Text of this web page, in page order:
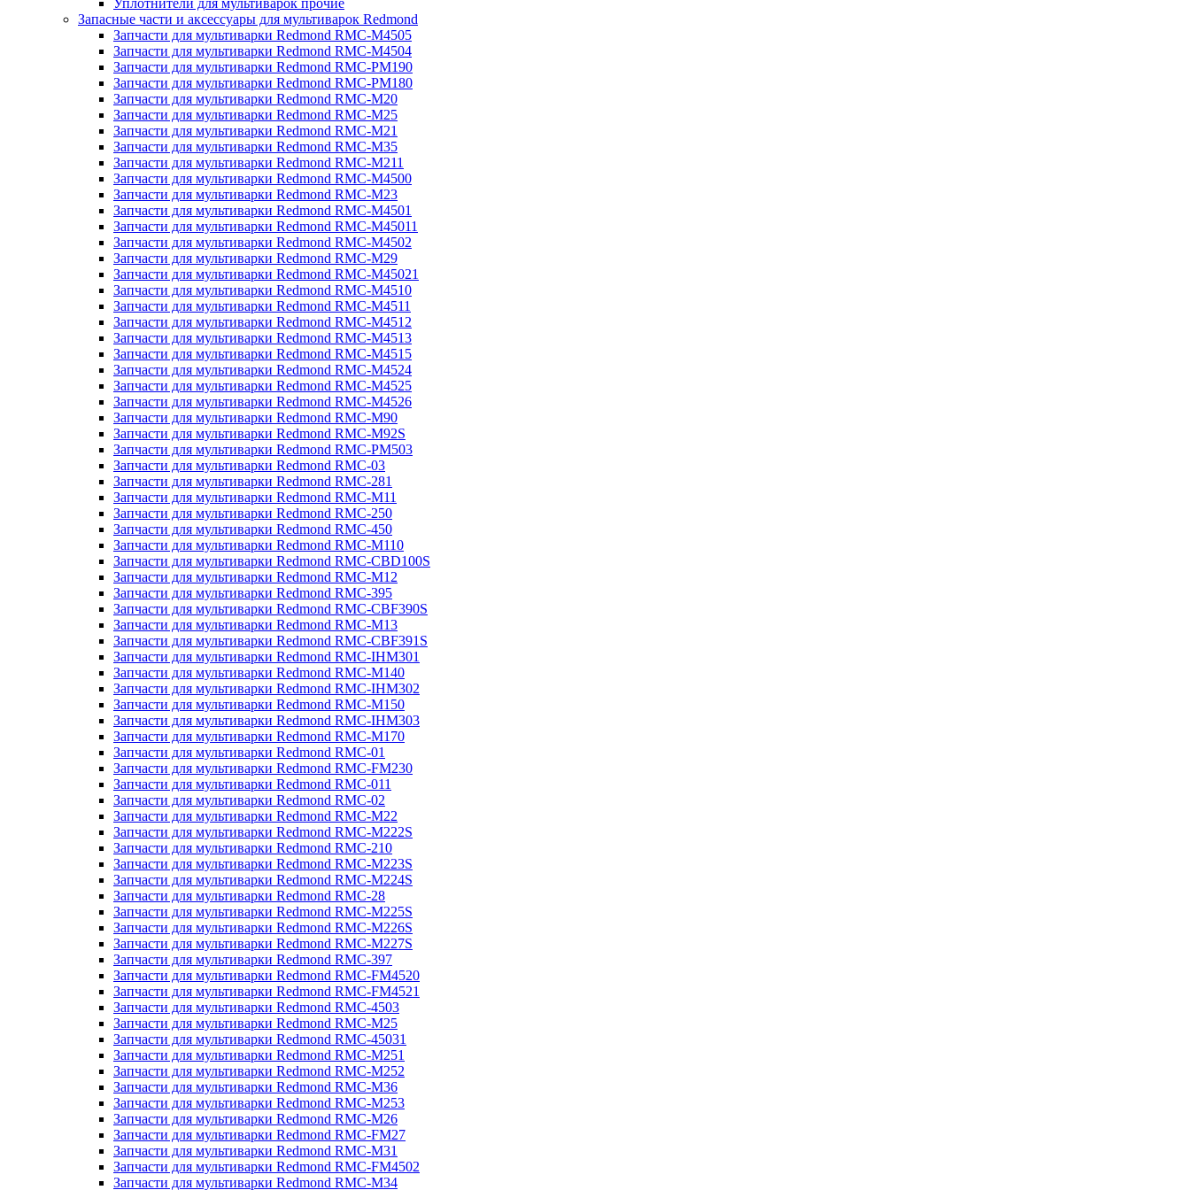
Уплотнители для мультиварок прочие
Запасные части и аксессуары для мультиварок Redmond
Запчасти для мультиварки Redmond RMC-M4505
Запчасти для мультиварки Redmond RMC-M4504
Запчасти для мультиварки Redmond RMC-PM190
Запчасти для мультиварки Redmond RMC-PM180
Запчасти для мультиварки Redmond RMC-M20
Запчасти для мультиварки Redmond RMC-M25
Запчасти для мультиварки Redmond RMC-M21
Запчасти для мультиварки Redmond RMC-M35
Запчасти для мультиварки Redmond RMC-M211
Запчасти для мультиварки Redmond RMC-M4500
Запчасти для мультиварки Redmond RMC-M23
Запчасти для мультиварки Redmond RMC-M4501
Запчасти для мультиварки Redmond RMC-M45011
Запчасти для мультиварки Redmond RMC-M4502
Запчасти для мультиварки Redmond RMC-M29
Запчасти для мультиварки Redmond RMC-M45021
Запчасти для мультиварки Redmond RMC-M4510
Запчасти для мультиварки Redmond RMC-M4511
Запчасти для мультиварки Redmond RMC-M4512
Запчасти для мультиварки Redmond RMC-M4513
Запчасти для мультиварки Redmond RMC-M4515
Запчасти для мультиварки Redmond RMC-M4524
Запчасти для мультиварки Redmond RMC-M4525
Запчасти для мультиварки Redmond RMC-M4526
Запчасти для мультиварки Redmond RMC-M90
Запчасти для мультиварки Redmond RMC-M92S
Запчасти для мультиварки Redmond RMC-PM503
Запчасти для мультиварки Redmond RMC-03
Запчасти для мультиварки Redmond RMC-281
Запчасти для мультиварки Redmond RMC-M11
Запчасти для мультиварки Redmond RMC-250
Запчасти для мультиварки Redmond RMC-450
Запчасти для мультиварки Redmond RMC-M110
Запчасти для мультиварки Redmond RMC-CBD100S
Запчасти для мультиварки Redmond RMC-M12
Запчасти для мультиварки Redmond RMC-395
Запчасти для мультиварки Redmond RMC-CBF390S
Запчасти для мультиварки Redmond RMC-M13
Запчасти для мультиварки Redmond RMC-CBF391S
Запчасти для мультиварки Redmond RMC-IHM301
Запчасти для мультиварки Redmond RMC-M140
Запчасти для мультиварки Redmond RMC-IHM302
Запчасти для мультиварки Redmond RMC-M150
Запчасти для мультиварки Redmond RMC-IHM303
Запчасти для мультиварки Redmond RMC-M170
Запчасти для мультиварки Redmond RMC-01
Запчасти для мультиварки Redmond RMC-FM230
Запчасти для мультиварки Redmond RMC-011
Запчасти для мультиварки Redmond RMC-02
Запчасти для мультиварки Redmond RMC-M22
Запчасти для мультиварки Redmond RMC-M222S
Запчасти для мультиварки Redmond RMC-210
Запчасти для мультиварки Redmond RMC-M223S
Запчасти для мультиварки Redmond RMC-M224S
Запчасти для мультиварки Redmond RMC-28
Запчасти для мультиварки Redmond RMC-M225S
Запчасти для мультиварки Redmond RMC-M226S
Запчасти для мультиварки Redmond RMC-M227S
Запчасти для мультиварки Redmond RMC-397
Запчасти для мультиварки Redmond RMC-FM4520
Запчасти для мультиварки Redmond RMC-FM4521
Запчасти для мультиварки Redmond RMC-4503
Запчасти для мультиварки Redmond RMC-M25
Запчасти для мультиварки Redmond RMC-45031
Запчасти для мультиварки Redmond RMC-M251
Запчасти для мультиварки Redmond RMC-M252
Запчасти для мультиварки Redmond RMC-M36
Запчасти для мультиварки Redmond RMC-M253
Запчасти для мультиварки Redmond RMC-M26
Запчасти для мультиварки Redmond RMC-FM27
Запчасти для мультиварки Redmond RMC-M31
Запчасти для мультиварки Redmond RMC-FM4502
Запчасти для мультиварки Redmond RMC-M34